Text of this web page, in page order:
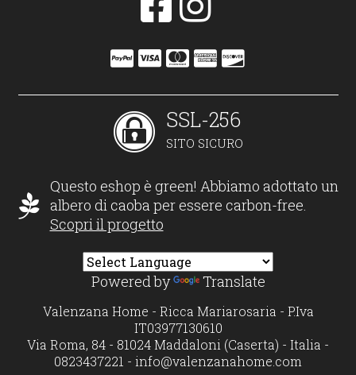
SSL-256
SITO SICURO
Questo eshop è green! Abbiamo adottato un
albero di caoba per essere carbon-free.
Scopri il progetto
Powered by Translate
Valenzana Home - Ricca Mariarosaria - P.Iva
IT03977130610
Via Roma, 84 - 81024 Maddaloni (Caserta) - Italia -
0823437221 - info@valenzanahome.com